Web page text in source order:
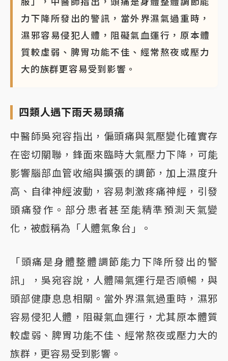
力下降所發出的警訊，當外界濕氣過重時，
濕邪容易侵犯人體，阻礙氣血運行，原本體
質較虛弱、脾胃功能不佳、經常熬夜或壓力
大的族群更容易受到影響。
四類人遇下雨天易頭痛
中醫師吳宛容指出，偏頭痛與氣壓變化確實存
在密切關聯，鋒面來臨時大氣壓力下降，可能
影響腦部血管收縮與擴張的調節，加上濕度升
高、自律神經波動，容易刺激疼痛神經，引發
頭痛發作。部分患者甚至能精準預測天氣變
化，被戲稱為「人體氣象台」。
「頭痛是身體整體調節能力下降所發出的警
訊」，吳宛容說，人體陽氣運行是否順暢，與
頭部健康息息相關。當外界濕氣過重時，濕邪
容易侵犯人體，阻礙氣血運行，尤其原本體質
較虛弱、脾胃功能不佳、經常熬夜或壓力大的
族群，更容易受到影響。